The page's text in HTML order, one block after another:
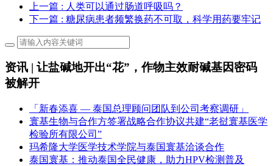
上一篇 : 人类可以通过肠道呼吸吗？
下一篇 : 糖尿病患者频繁换药不可取，科学用药要牢记
资讯 | 让盐碱地开出“花”，作物主效耐碱基因密码
被解开
「新春添喜 — 泰国总理顾问团队到公司考察调研」
寰基生物与合作方签署战略合作协议共建“老挝寰基医学
检验所有限公司”
玛希隆大学医学技术学院与泰国寰基洽谈合作
泰国寰基：推动泰国全民健康，助力HPV检测普及